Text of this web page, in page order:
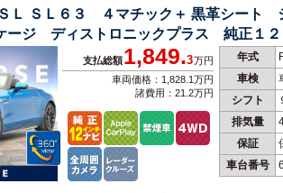
ＳＬ ＳＬ６３ ４マチック＋ 黒革シー
ージ ディストロニックプラス 純正
ルミホイール
年式
車検
シフト
排気量
保証
車台番号
支払総額1,849.3万円
車両価格：1,828.1万円
諸費用：21.2万円